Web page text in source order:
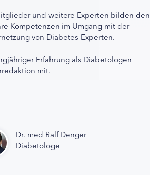
und weitere Experten bilden den
Kompetenzen im Umgang mit der
von Diabetes-Experten.
Erfahrung als Diabetologen
mit.
Dr. med Ralf Denger
Diabetologe